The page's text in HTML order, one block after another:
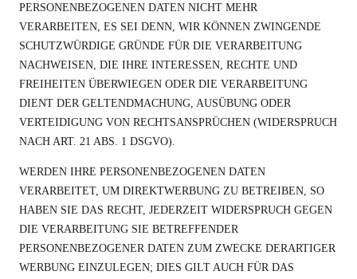
PERSONENBEZOGENEN DATEN NICHT MEHR
VERARBEITEN, ES SEI DENN, WIR KÖNNEN ZWINGENDE
SCHUTZWÜRDIGE GRÜNDE FÜR DIE VERARBEITUNG
NACHWEISEN, DIE IHRE INTERESSEN, RECHTE UND
FREIHEITEN ÜBERWIEGEN ODER DIE VERARBEITUNG
DIENT DER GELTENDMACHUNG, AUSÜBUNG ODER
VERTEIDIGUNG VON RECHTSANSPRÜCHEN (WIDERSPRUCH
NACH ART. 21 ABS. 1 DSGVO).
WERDEN IHRE PERSONENBEZOGENEN DATEN
VERARBEITET, UM DIREKTWERBUNG ZU BETREIBEN, SO
HABEN SIE DAS RECHT, JEDERZEIT WIDERSPRUCH GEGEN
DIE VERARBEITUNG SIE BETREFFENDER
PERSONENBEZOGENER DATEN ZUM ZWECKE DERARTIGER
WERBUNG EINZULEGEN; DIES GILT AUCH FÜR DAS